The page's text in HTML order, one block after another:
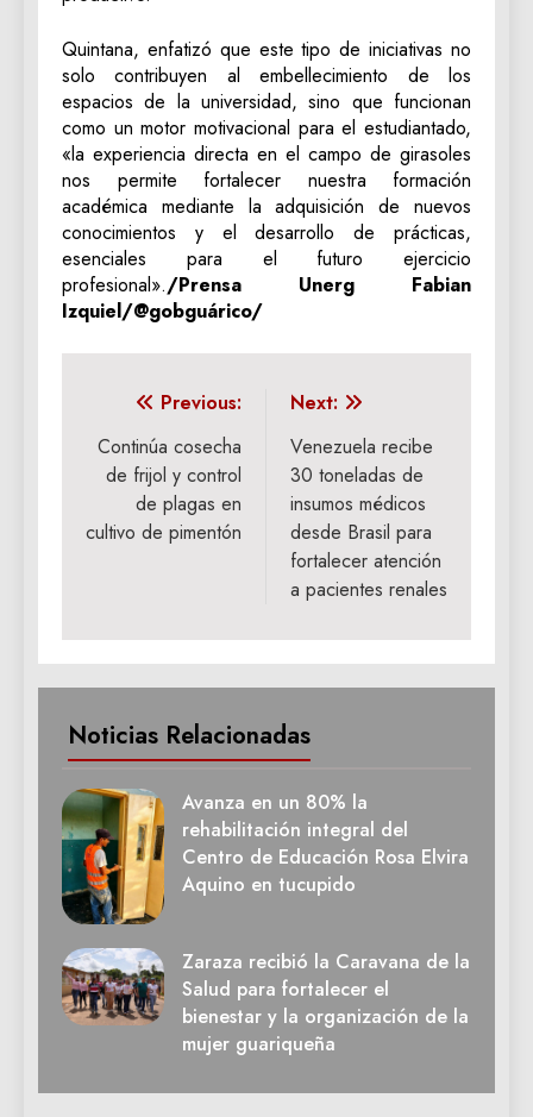
Quintana, enfatizó que este tipo de iniciativas no
solo contribuyen al embellecimiento de los
espacios de la universidad, sino que funcionan
como un motor motivacional para el estudiantado,
«la experiencia directa en el campo de girasoles
nos permite fortalecer nuestra formación
académica mediante la adquisición de nuevos
conocimientos y el desarrollo de prácticas,
esenciales para el futuro ejercicio
profesional»./Prensa Unerg Fabian
Izquiel/@gobguárico/
Navegación
de
entradas
Previous:
Continúa cosecha
de frijol y control
de plagas en
cultivo de pimentón
Next:
Venezuela recibe
30 toneladas de
insumos médicos
desde Brasil para
fortalecer atención
a pacientes renales
Noticias Relacionadas
Avanza en un 80% la
rehabilitación integral del
Centro de Educación Rosa Elvira
Aquino en tucupido
Zaraza recibió la Caravana de la
Salud para fortalecer el
bienestar y la organización de la
mujer guariqueña